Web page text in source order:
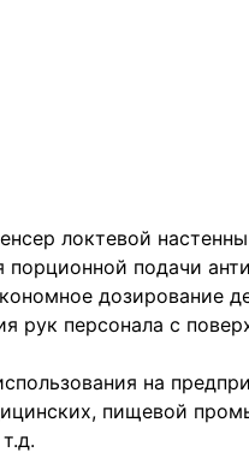
локтевой
порционной подачи
рук персонала с
на
пищевой